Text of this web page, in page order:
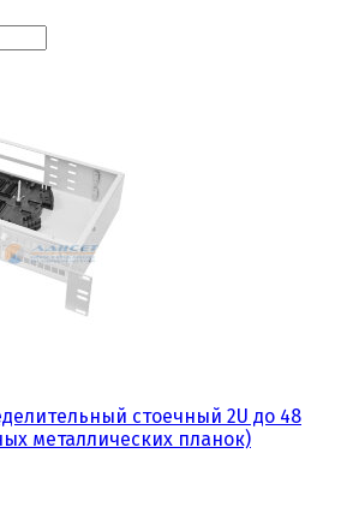
стоечный 2U до 48
металлических планок)